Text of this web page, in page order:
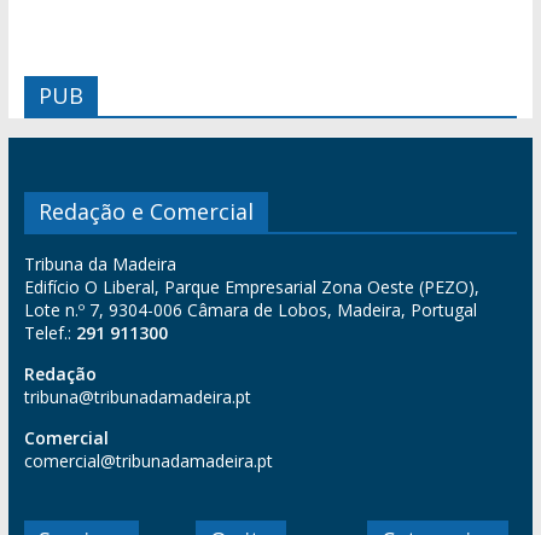
PUB
Redação e Comercial
Tribuna da Madeira
Edifício O Liberal, Parque Empresarial Zona Oeste (PEZO),
Lote n.º 7, 9304-006 Câmara de Lobos, Madeira, Portugal
Telef.: 291 911300
Redação
tribuna@tribunadamadeira.pt
Comercial
comercial@tribunadamadeira.pt